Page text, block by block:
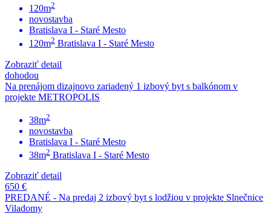
120m2
novostavba
Bratislava I - Staré Mesto
120m2 Bratislava I - Staré Mesto
Zobraziť detail
dohodou
Na prenájom dizajnovo zariadený 1 izbový byt s balkónom v
projekte METROPOLIS
38m2
novostavba
Bratislava I - Staré Mesto
38m2 Bratislava I - Staré Mesto
Zobraziť detail
650 €
PREDANÉ - Na predaj 2 izbový byt s lodžiou v projekte Slnečnice
Viladomy